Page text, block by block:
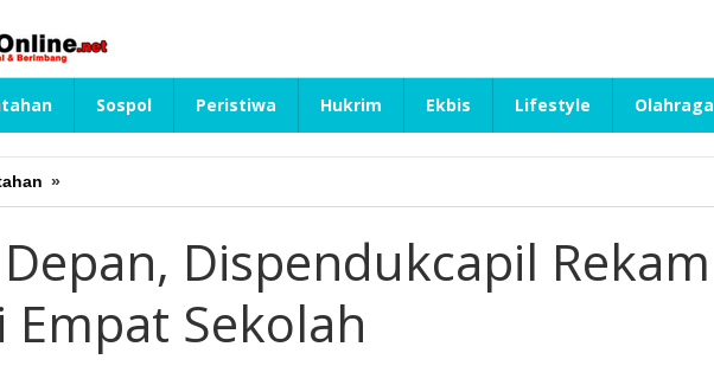
Sospol Peristiwa Hukrim Ekbis Lifestyle Olahraga
»
Depan,
Rekam
e-
di
Empat
Dispendukcapil Rekam
Empat Sekolah